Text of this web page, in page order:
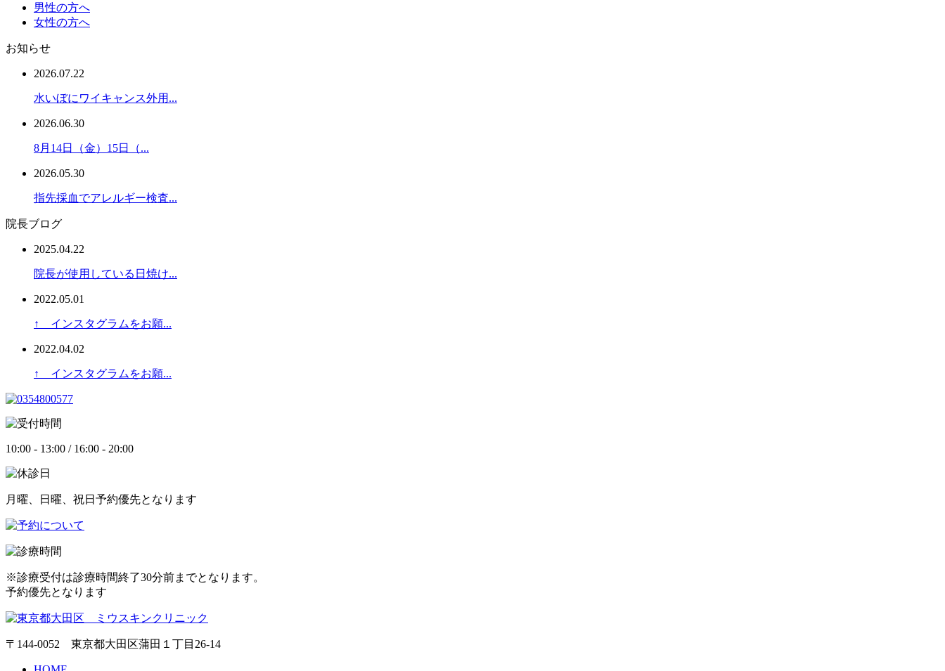
男性の方へ
女性の方へ
お知らせ
2026.07.22
水いぼにワイキャンス外用...
2026.06.30
8月14日（金）15日（...
2026.05.30
指先採血でアレルギー検査...
院長ブログ
2025.04.22
院長が使用している日焼け...
2022.05.01
↑ インスタグラムをお願...
2022.04.02
↑ インスタグラムをお願...
10:00 - 13:00 / 16:00 - 20:00
月曜、日曜、祝日予約優先となります
※診療受付は診療時間終了30分前までとなります。
予約優先となります
〒144-0052 東京都大田区蒲田１丁目26-14